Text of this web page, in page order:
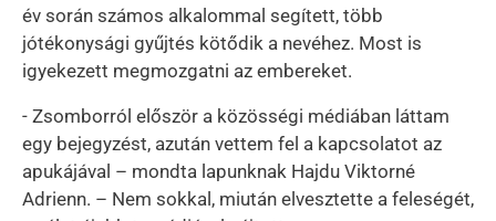
év során számos alkalommal segített, több
jótékonysági gyűjtés kötődik a nevéhez. Most is
igyekezett megmozgatni az embereket.
- Zsomborról először a közösségi médiában láttam
egy bejegyzést, azután vettem fel a kapcsolatot az
apukájával – mondta lapunknak Hajdu Viktorné
Adrienn. – Nem sokkal, miután elvesztette a feleségét,